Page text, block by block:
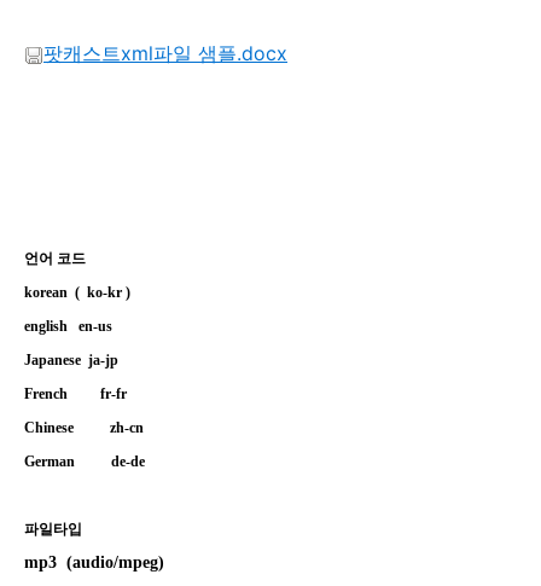
팟캐스트xml파일 샘플.docx
언어 코드
korean ( ko-kr )
english en-us
Japanese ja-jp
French fr-fr
Chinese zh-cn
German de-de
파일타입
mp3 (audio/mpeg)